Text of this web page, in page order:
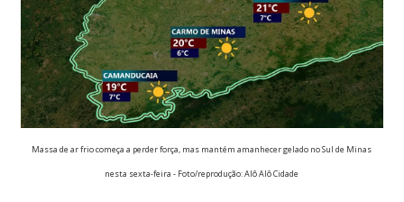
Massa de ar frio começa a perder força, mas mantém amanhecer gelado no Sul de Minas
nesta sexta-feira - Foto/reprodução: Alô Alô Cidade